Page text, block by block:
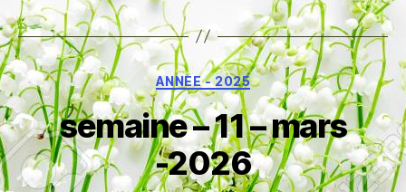
Catégories
ANNEE - 2025
semaine – 11 – mars
-2026